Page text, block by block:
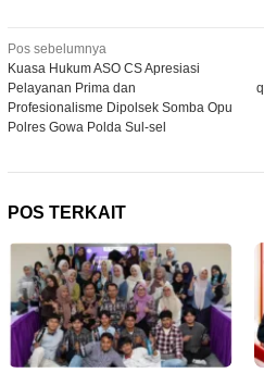
Navigasi
pos
Pos sebelumnya
Kuasa Hukum ASO CS Apresiasi
Pelayanan Prima dan
Profesionalisme Dipolsek Somba Opu
Polres Gowa Polda Sul-sel
POS TERKAIT